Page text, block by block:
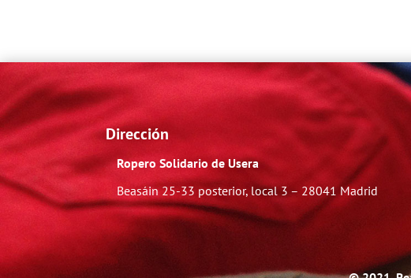
Dirección
Ropero Solidario de Usera
Beasáin 25-33 posterior, local 3 – 28041 Madrid